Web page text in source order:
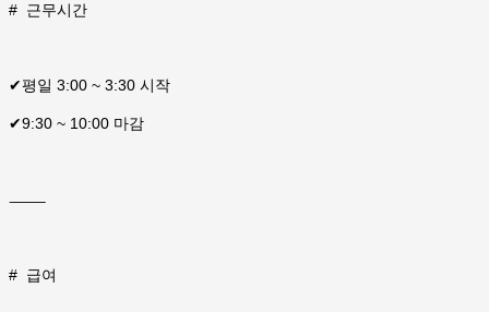
# 근무시간
✔평일 3:00 ~ 3:30 시작
✔9:30 ~ 10:00 마감
⸻
# 급여